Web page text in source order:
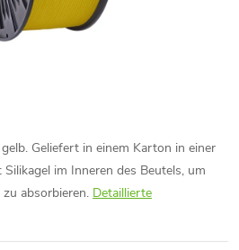
Geliefert in einem Karton in einer
im Inneren des Beutels, um
absorbieren. Detaillierte